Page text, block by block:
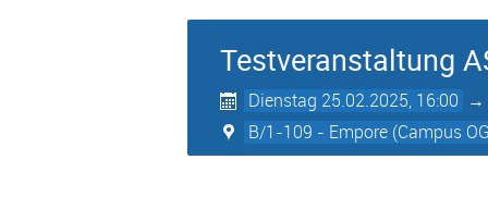
Testveranstaltung
Dienstag 25.02.2025, 16:00 →
B/1-109 - Empore (Campus